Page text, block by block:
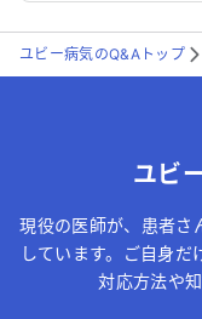
ユビー病気のQ&Aトップ
ユビ
現役の医師が、患者さ
しています。ご自身
対応方法や